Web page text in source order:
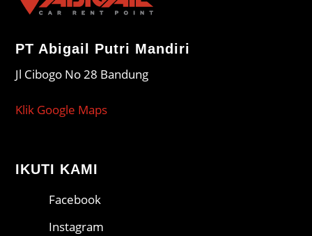
PT Abigail Putri Mandiri
Jl Cibogo No 28 Bandung
Klik Google Maps
IKUTI KAMI
Facebook
Instagram